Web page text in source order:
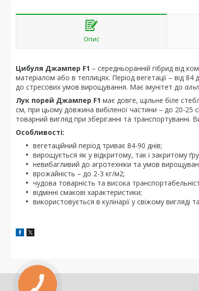
Опис
Цибуля Джампер F1 – середньоранній гібрид від
матеріалом або в теплицях. Період вегетації – від
до стресових умов вирощування. Має імунітет до
Лук порей Джампер F1 має довге, щільне біле
см, при цьому довжина вибіленої частини – до 20-25
товарний вигляд при зберіганні та транспортуванні.
Особливості:
вегетаційний період триває 84-90 днів;
вирощується як у відкритому, так і закритому
невибагливий до агротехніки та умов
врожайність – до 2-3 кг/м2;
чудова товарність та висока
відмінні смакові характеристики;
використовується в кулінарії у свіжому вигляді
КНОПКА
ЗВ'ЯЗКУ